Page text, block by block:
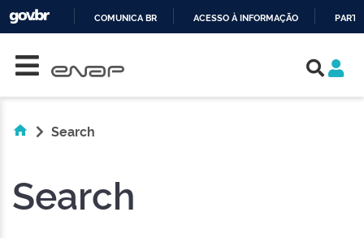
COMUNICA BR ACESSO À INFORMAÇÃO
Search
Search